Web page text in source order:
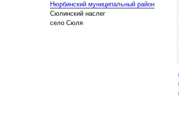
Нюрбинский муниципальный район
Сюлинский наслег
село Сюля